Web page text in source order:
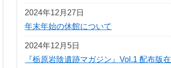
2024年12月27日
年末年始の休館について
2024年12月5日
『栃原岩陰遺跡マガジン』Vol.1 配布版在